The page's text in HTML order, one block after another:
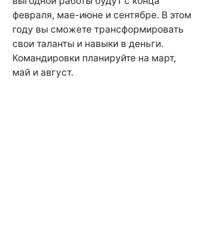
февраля, мае-июне и сентябре. В этом
году вы сможете трансформировать
свои таланты и навыки в деньги.
Командировки планируйте на март,
май и август.